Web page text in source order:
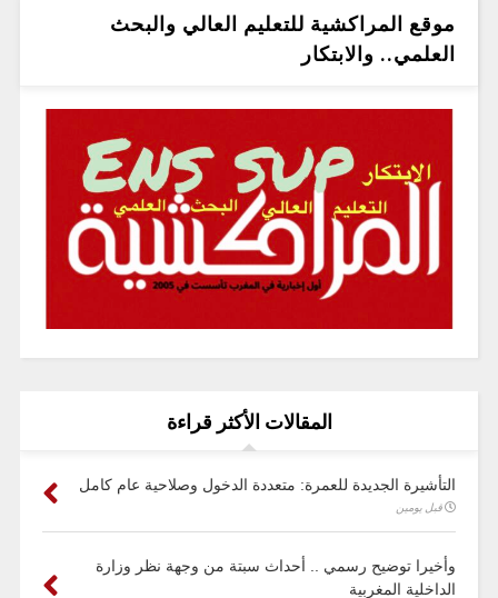
موقع المراكشية للتعليم العالي والبحث
العلمي.. والابتكار
المقالات الأكثر قراءة
التأشيرة الجديدة للعمرة: متعددة الدخول وصلاحية عام كامل
قبل يومين
وأخيرا توضيح رسمي .. أحداث سبتة من وجهة نظر وزارة
الداخلية المغربية